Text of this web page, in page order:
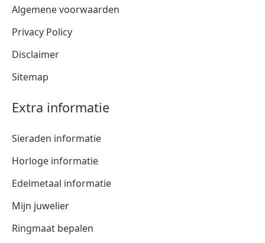
Algemene voorwaarden
Privacy Policy
Disclaimer
Sitemap
Extra informatie
Sieraden informatie
Horloge informatie
Edelmetaal informatie
Mijn juwelier
Ringmaat bepalen